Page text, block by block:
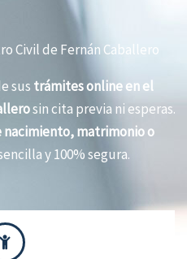
Civil de Fernán Caballero
sus trámites online en el
sin cita previa ni esperas.
matrimonio o
y 100% segura.